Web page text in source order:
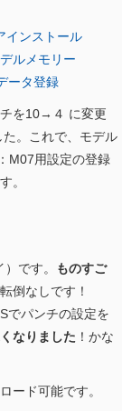
インストール
ルメモリー
ータ登録
チを10→４ に変更
。これで、モデル
M07用設定の登録
。
です。
ものすご
倒なしです！
でパンチの設定を
なりました ！かな
ード可能です。